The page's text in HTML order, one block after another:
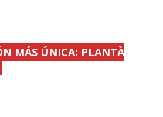
MÁS ÚNICA: PLANTÀ